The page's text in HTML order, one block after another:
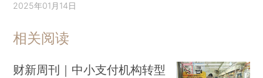
2025年01月14日
相关阅读
财新周刊｜中小支付机构转型